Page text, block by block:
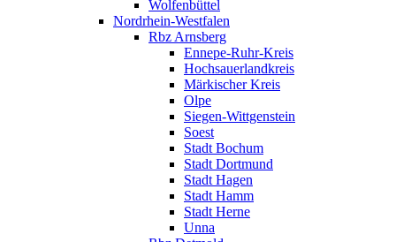
Wolfenbüttel
Nordrhein-Westfalen
Rbz Arnsberg
Ennepe-Ruhr-Kreis
Hochsauerlandkreis
Märkischer Kreis
Olpe
Siegen-Wittgenstein
Soest
Stadt Bochum
Stadt Dortmund
Stadt Hagen
Stadt Hamm
Stadt Herne
Unna